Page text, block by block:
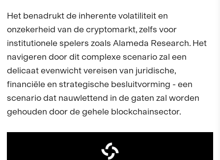
Het benadrukt de inherente volatiliteit en
onzekerheid van de cryptomarkt, zelfs voor
institutionele spelers zoals Alameda Research. Het
navigeren door dit complexe scenario zal een
delicaat evenwicht vereisen van juridische,
financiële en strategische besluitvorming - een
scenario dat nauwlettend in de gaten zal worden
gehouden door de gehele blockchainsector.